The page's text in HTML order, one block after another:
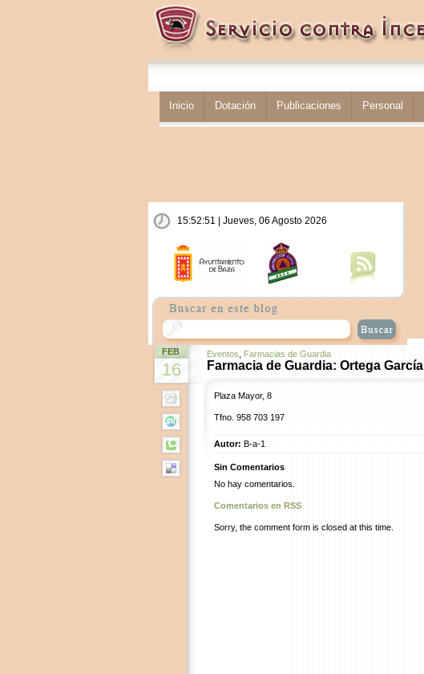
Inicio Dotación Publicaciones Personal
15:52:51 | Jueves, 06 Agosto 2026
FEB
16
Eventos Farmacias de Guardia
Farmacia de Guardia: Ortega García
Plaza Mayor, 8
Tfno. 958 703 197
Autor: B-a-1
Sin Comentarios
No hay comentarios.
Comentarios en RSS
Sorry, the comment form is closed at this time.